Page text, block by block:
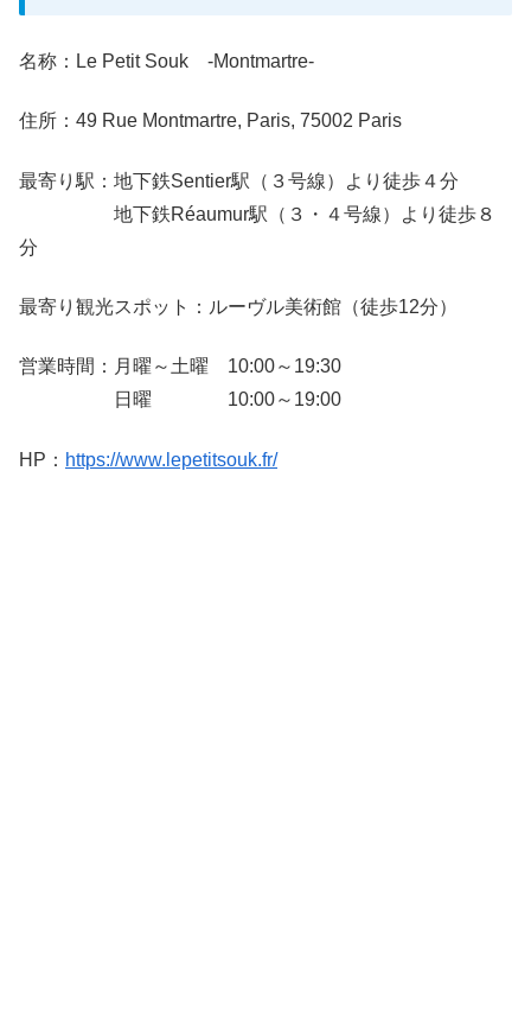
名称：Le Petit Souk -Montmartre-
住所：49 Rue Montmartre, Paris, 75002 Paris
最寄り駅：地下鉄Sentier駅（３号線）より徒歩４分
地下鉄Réaumur駅（３・４号線）より徒歩８
分
最寄り観光スポット：ルーヴル美術館（徒歩12分）
営業時間：月曜～土曜 10:00～19:30
日曜 10:00～19:00
HP： https://www.lepetitsouk.fr/